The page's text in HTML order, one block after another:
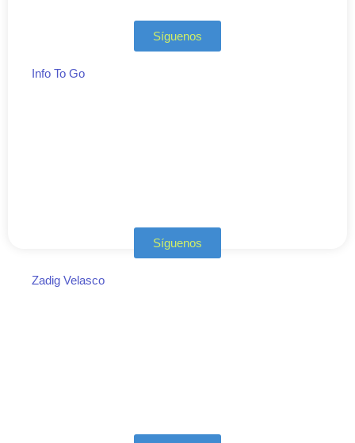
Síguenos
Info To Go
Síguenos
Zadig Velasco